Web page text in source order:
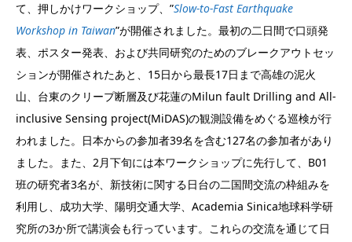
て、押しかけワークショップ、”Slow-to-Fast Earthquake
Workshop in Taiwan”が開催されました。最初の二日間で口頭発
表、ポスター発表、および共同研究のためのブレークアウトセッ
ションが開催されたあと、15日から最長17日まで高雄の泥火
山、台東のクリープ断層及び花蓮のMilun fault Drilling and All-
inclusive Sensing project(MiDAS)の観測設備をめぐる巡検が行
われました。日本からの参加者39名を含む127名の参加者があり
ました。また、2月下旬には本ワークショップに先行して、B01
班の研究者3名が、新技術に関する日台の二国間交流の枠組みを
利用し、成功大学、陽明交通大学、Academia Sinica地球科学研
究所の3か所で講演会も行っています。これらの交流を通じて日